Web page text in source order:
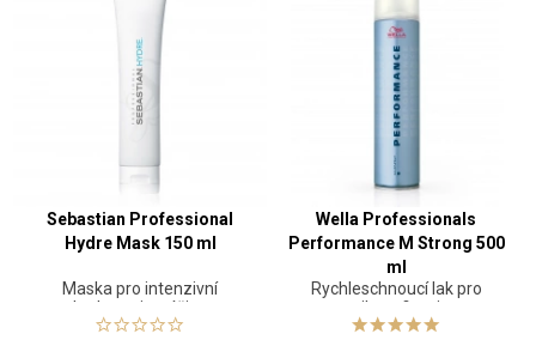
Sebastian Professional
Hydre Mask 150 ml
Maska pro intenzivní
hydrataci a výživu
Wella Professionals
Performance M Strong 500
ml
Rychleschnoucí lak pro
silnou fixaci